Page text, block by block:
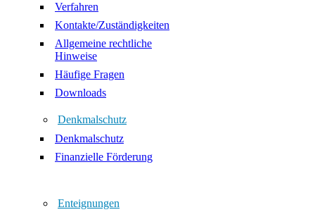
Verfahren
Kontakte/Zuständigkeiten
Allgemeine rechtliche
Hinweise
Häufige Fragen
Downloads
Denkmalschutz
Denkmalschutz
Finanzielle Förderung
Enteignungen